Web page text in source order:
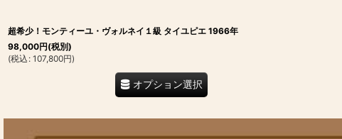
超希少！モンティーユ・ヴォルネイ１級 タイユピエ 1966年
98,000円(税別)
(税込 : 107,800円)
オプション選択